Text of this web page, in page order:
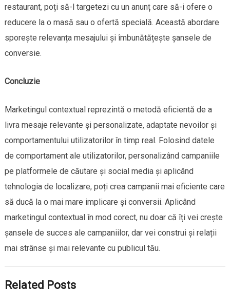
restaurant, poți să-l targetezi cu un anunț care să-i ofere o
reducere la o masă sau o ofertă specială. Această abordare
sporește relevanța mesajului și îmbunătățește șansele de
conversie.
Concluzie
Marketingul contextual reprezintă o metodă eficientă de a
livra mesaje relevante și personalizate, adaptate nevoilor și
comportamentului utilizatorilor în timp real. Folosind datele
de comportament ale utilizatorilor, personalizând campaniile
pe platformele de căutare și social media și aplicând
tehnologia de localizare, poți crea campanii mai eficiente care
să ducă la o mai mare implicare și conversii. Aplicând
marketingul contextual în mod corect, nu doar că îți vei crește
șansele de succes ale campaniilor, dar vei construi și relații
mai strânse și mai relevante cu publicul tău.
Related Posts